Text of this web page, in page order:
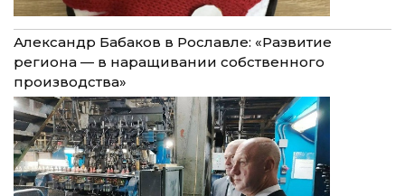
Александр Бабаков в Рославле: «Развитие
региона — в наращивании собственного
производства»